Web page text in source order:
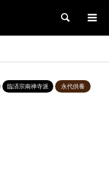
検索
臨済宗南禅寺派 永代供養